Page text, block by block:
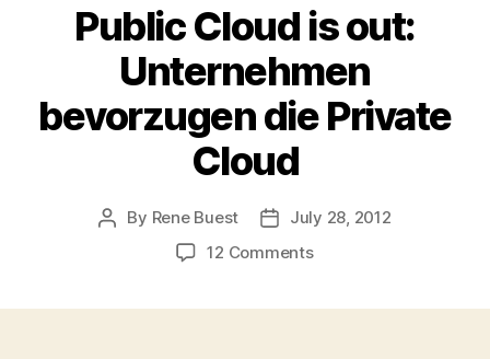
Public Cloud is out:
Unternehmen
bevorzugen die Private
Cloud
Post
By Rene Buest
PostJuly 28, 2012
12 Commentson